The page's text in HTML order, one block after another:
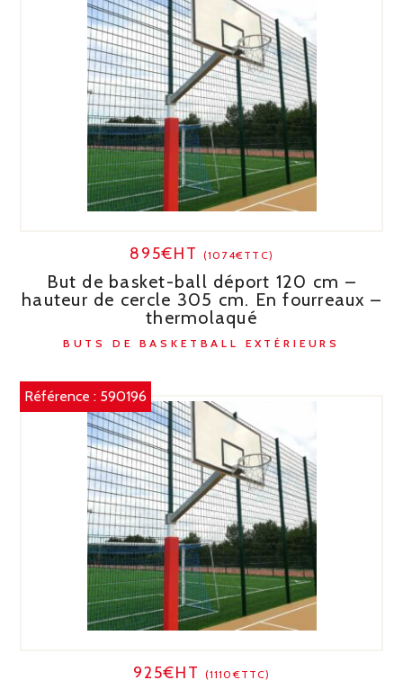
895€HT (1074€TTC)
But de basket-ball déport 120 cm –
hauteur de cercle 305 cm. En fourreaux –
thermolaqué
BUTS DE BASKETBALL EXTÉRIEURS
Référence : 590196
925€HT (1110€TTC)